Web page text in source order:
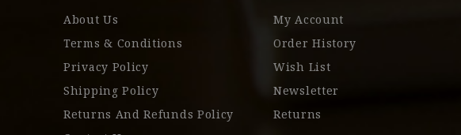
About Us
Terms & Conditions
Privacy Policy
Shipping Policy
Returns And Refunds Policy
My Account
Order History
Wish List
Newsletter
Returns